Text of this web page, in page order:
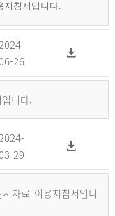
지침서입니다.
26
니다.
29
자료 이용지침서입니